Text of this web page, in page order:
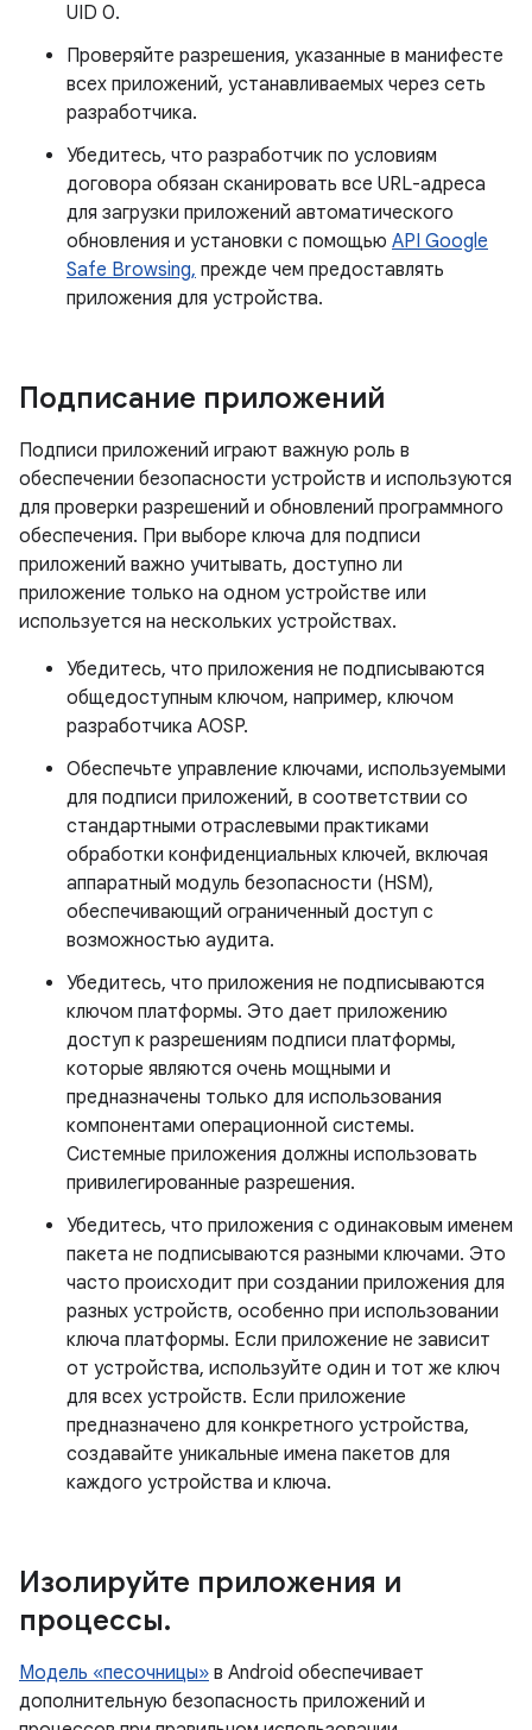
UID 0.
Проверяйте разрешения, указанные в манифесте
всех приложений, устанавливаемых через сеть
разработчика.
Убедитесь, что разработчик по условиям
договора обязан сканировать все URL-адреса
для загрузки приложений автоматического
обновления и установки с помощью API Google
Safe Browsing, прежде чем предоставлять
приложения для устройства.
Подписание приложений
Подписи приложений играют важную роль в
обеспечении безопасности устройств и используются
для проверки разрешений и обновлений программного
обеспечения. При выборе ключа для подписи
приложений важно учитывать, доступно ли
приложение только на одном устройстве или
используется на нескольких устройствах.
Убедитесь, что приложения не подписываются
общедоступным ключом, например, ключом
разработчика AOSP.
Обеспечьте управление ключами, используемыми
для подписи приложений, в соответствии со
стандартными отраслевыми практиками
обработки конфиденциальных ключей, включая
аппаратный модуль безопасности (HSM),
обеспечивающий ограниченный доступ с
возможностью аудита.
Убедитесь, что приложения не подписываются
ключом платформы. Это дает приложению
доступ к разрешениям подписи платформы,
которые являются очень мощными и
предназначены только для использования
компонентами операционной системы.
Системные приложения должны использовать
привилегированные разрешения.
Убедитесь, что приложения с одинаковым именем
пакета не подписываются разными ключами. Это
часто происходит при создании приложения для
разных устройств, особенно при использовании
ключа платформы. Если приложение не зависит
от устройства, используйте один и тот же ключ
для всех устройств. Если приложение
предназначено для конкретного устройства,
создавайте уникальные имена пакетов для
каждого устройства и ключа.
Изолируйте приложения и
процессы.
Модель «песочницы» в Android обеспечивает
дополнительную безопасность приложений и